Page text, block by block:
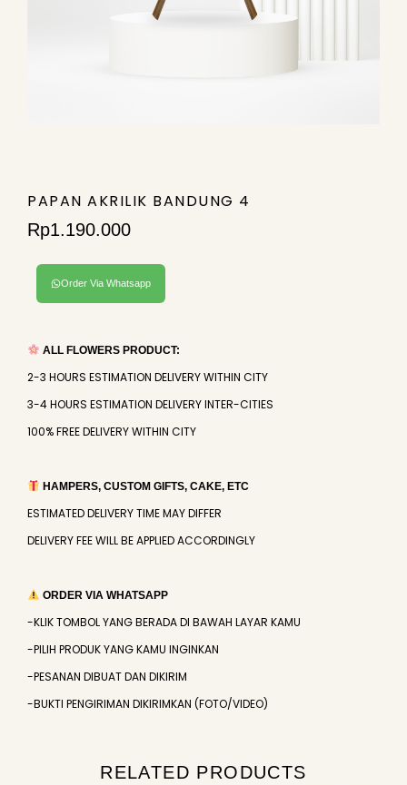
PAPAN AKRILIK BANDUNG 4
Rp1.190.000
Order Via Whatsapp
ALL FLOWERS PRODUCT:
2-3 HOURS ESTIMATION DELIVERY WITHIN CITY
3-4 HOURS ESTIMATION DELIVERY INTER-CITIES
100% FREE DELIVERY WITHIN CITY
HAMPERS, CUSTOM GIFTS, CAKE, ETC
ESTIMATED DELIVERY TIME MAY DIFFER
DELIVERY FEE WILL BE APPLIED ACCORDINGLY
ORDER VIA WHATSAPP
-KLIK TOMBOL YANG BERADA DI BAWAH LAYAR KAMU
-PILIH PRODUK YANG KAMU INGINKAN
-PESANAN DIBUAT DAN DIKIRIM
-BUKTI PENGIRIMAN DIKIRIMKAN (FOTO/VIDEO)
RELATED PRODUCTS